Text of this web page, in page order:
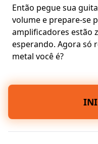
Então pegue sua
volume e prepare-se
amplificadores estão
esperando. Agora só
metal você é?